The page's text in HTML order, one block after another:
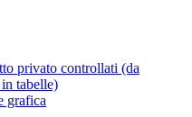
privato controllati (da
tabelle)
grafica